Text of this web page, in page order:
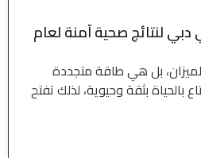
لنتائج صحية آمنة لعام
بل هي طاقة متجددة
بالحياة بثقة وحيوية، لذلك تفتح